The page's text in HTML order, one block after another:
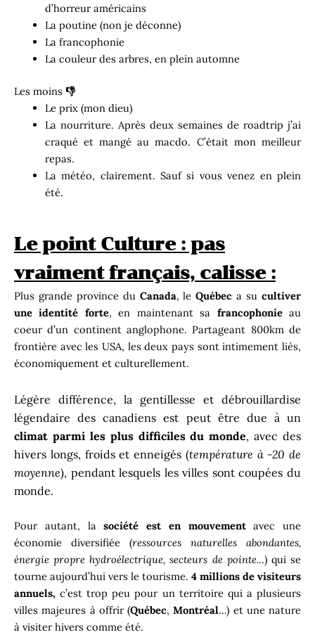
d’horreur américains
La poutine (non je déconne)
La francophonie
La couleur des arbres, en plein automne
Les moins 👎
Le prix (mon dieu)
La nourriture. Après deux semaines de roadtrip j’ai
craqué et mangé au macdo. C’était mon meilleur
repas.
La météo, clairement. Sauf si vous venez en plein
été.
Le point Culture : pas
vraiment français, calisse :
Plus grande province du Canada, leQuébec a sucultiver
une identité forte, en maintenant sa francophonieau
coeur d’un continent anglophone. Partageant 800km de
frontière avec les USA, les deux pays sont intimement liés,
économiquement et culturellement.
Légère différence, la gentillesse et débrouillardise
légendaire des canadiens est peut être due à un
climat parmi les plus difficiles du monde, avec des
hivers longs, froids et enneigés (température à -20 de
moyenne), pendant lesquels les villes sont coupées du
monde.
Pour autant, lasociété est en mouvementavec une
économie diversifiée (ressources naturelles abondantes,
énergie propre hydroélectrique, secteurs de pointe...) qui se
tourne aujourd’hui vers le tourisme. 4 millions de visiteurs
annuels, c’est trop peu pour un territoire qui a plusieurs
villes majeures à offrir (Québec,Montréal…) et une nature
à visiter hivers comme été.